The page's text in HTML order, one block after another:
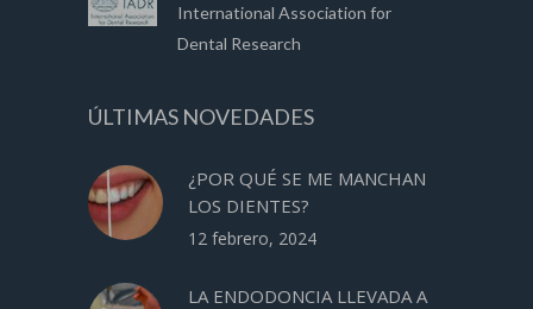
International Association for
Dental Research
ÚLTIMAS NOVEDADES
¿POR QUÉ SE ME MANCHAN
LOS DIENTES?
12 febrero, 2024
LA ENDODONCIA LLEVADA A